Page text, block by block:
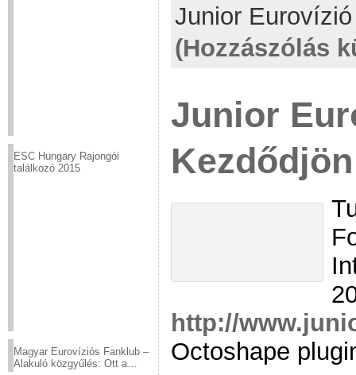
ESC Hungary Rajongói
találkozó 2015
Magyar Eurovíziós Fanklub –
Alakuló közgyűlés: Ott a
Junior
(Hozzászólás
Junior
http://
Octoshape